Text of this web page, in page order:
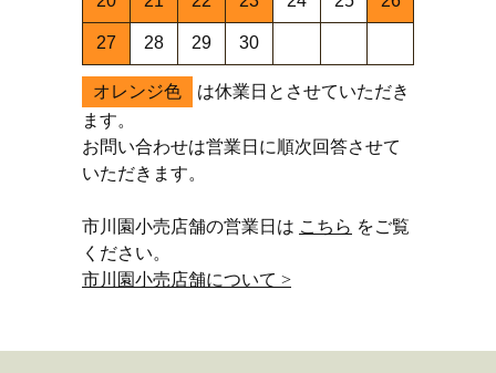
27 28 29 30
オレンジ色
は休業日とさせていただき
ます。
お問い合わせは営業日に順次回答させて
いただきます。
市川園小売店舗の営業日は こちら をご覧
ください。
市川園小売店舗について >